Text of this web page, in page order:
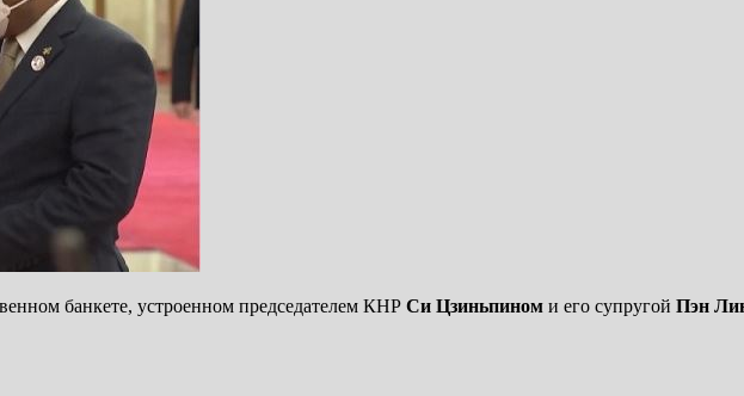
банкете, устроенном председателем КНР Си Цзиньпином и его супругой Пэн